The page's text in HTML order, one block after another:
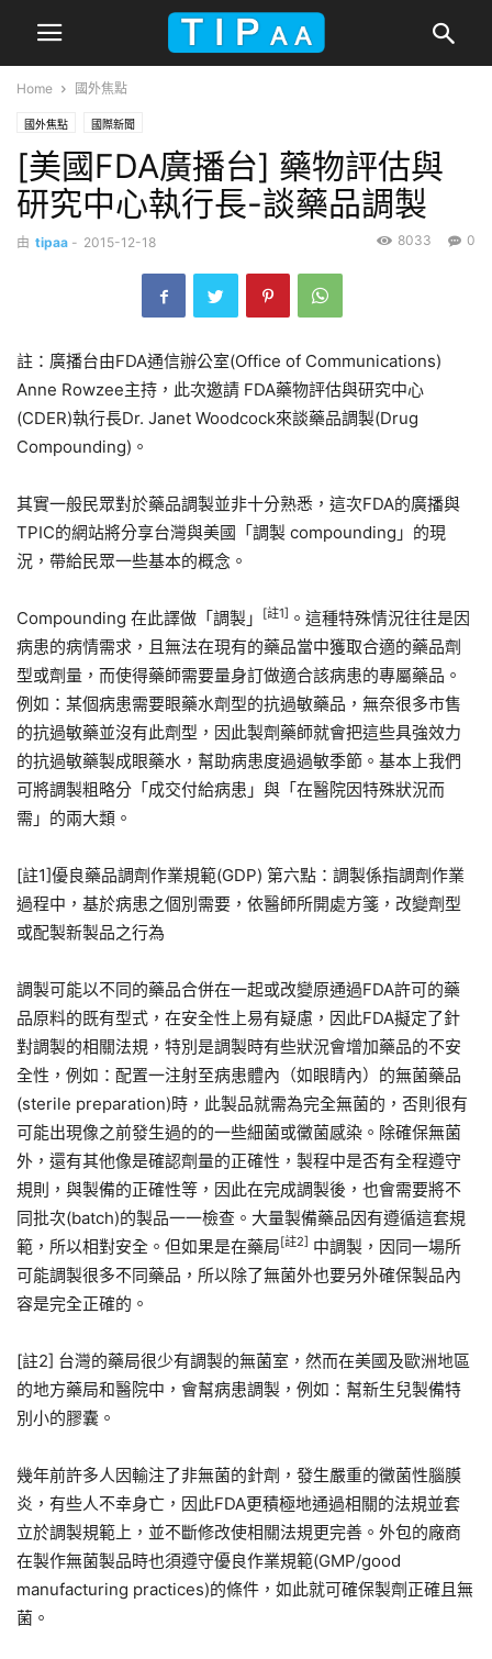
Home 國外焦點
國外焦點 國際新聞
[美國FDA廣播台] 藥物評估與
研究中心執行長-談藥品調製
由 tipaa - 2015-12-18 0
8033
註：廣播台由FDA通信辦公室(Office of Communications)
Anne Rowzee主持，此次邀請 FDA藥物評估與研究中心
(CDER)執行長Dr. Janet Woodcock來談藥品調製(Drug
Compounding)。
其實一般民眾對於藥品調製並非十分熟悉，這次FDA的廣播與
TPIC的網站將分享台灣與美國「調製 compounding」的現
況，帶給民眾一些基本的概念。
Compounding 在此譯做「調製」 [註1] 。這種特殊情況往往是因
病患的病情需求，且無法在現有的藥品當中獲取合適的藥品劑
型或劑量，而使得藥師需要量身訂做適合該病患的專屬藥品。
例如：某個病患需要眼藥水劑型的抗過敏藥品，無奈很多市售
的抗過敏藥並沒有此劑型，因此製劑藥師就會把這些具強效力
的抗過敏藥製成眼藥水，幫助病患度過過敏季節。基本上我們
可將調製粗略分「成交付給病患」與「在醫院因特殊狀況而
需」的兩大類。
[註1]優良藥品調劑作業規範(GDP) 第六點：調製係指調劑作業
過程中，基於病患之個別需要，依醫師所開處方箋，改變劑型
或配製新製品之行為
調製可能以不同的藥品合併在一起或改變原通過FDA許可的藥
品原料的既有型式，在安全性上易有疑慮，因此FDA擬定了針
對調製的相關法規，特別是調製時有些狀況會增加藥品的不安
全性，例如：配置一注射至病患體內（如眼睛內）的無菌藥品
(sterile preparation)時，此製品就需為完全無菌的，否則很有
可能出現像之前發生過的的一些細菌或黴菌感染。除確保無菌
外，還有其他像是確認劑量的正確性，製程中是否有全程遵守
規則，與製備的正確性等，因此在完成調製後，也會需要將不
同批次(batch)的製品一一檢查。大量製備藥品因有遵循這套規
範，所以相對安全。但如果是在藥局[註2] 中調製，因同一場所
可能調製很多不同藥品，所以除了無菌外也要另外確保製品內
容是完全正確的。
[註2] 台灣的藥局很少有調製的無菌室，然而在美國及歐洲地區
的地方藥局和醫院中，會幫病患調製，例如：幫新生兒製備特
別小的膠囊。
幾年前許多人因輸注了非無菌的針劑，發生嚴重的黴菌性腦膜
炎，有些人不幸身亡，因此FDA更積極地通過相關的法規並套
立於調製規範上，並不斷修改使相關法規更完善。外包的廠商
在製作無菌製品時也須遵守優良作業規範(GMP/good
manufacturing practices)的條件，如此就可確保製劑正確且無
菌。